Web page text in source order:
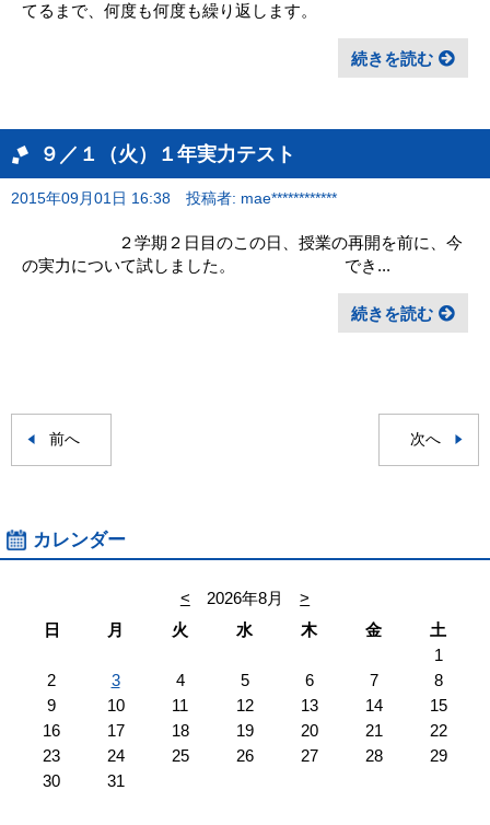
てるまで、何度も何度も繰り返します。
続きを読む
９／１（火）１年実力テスト
2015年09月01日 16:38 投稿者: mae************
２学期２日目のこの日、授業の再開を前に、今
の実力について試しました。 でき...
続きを読む
前へ 次へ
カレンダー
< 2026年8月
>
日
月 火 水 木 金
土
1
2
3 4 5 6 7
8
9
10 11 12 13 14
15
16
17 18 19 20 21
22
23
24 25 26 27 28
29
30
31